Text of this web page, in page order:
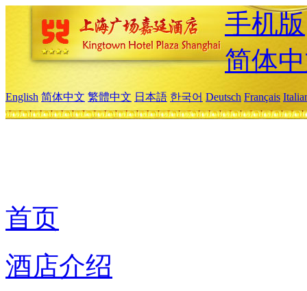
手机版
简体
English 简体中文 繁體中文 日本語 한국어 Deutsch Français
首页
酒店介绍